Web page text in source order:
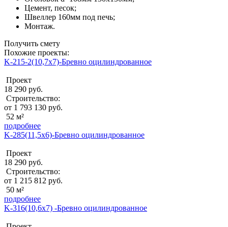
Цемент, песок;
Швеллер 160мм под печь;
Монтаж.
Получить смету
Похожие проекты:
K-215-2(10,7x7)-Бревно оцилиндрованное
Проект
18 290 руб.
Строительство:
от 1 793 130 руб.
52 м²
подробнее
K-285(11,5x6)-Бревно оцилиндрованное
Проект
18 290 руб.
Строительство:
от 1 215 812 руб.
50 м²
подробнее
K-316(10,6x7) -Бревно оцилиндрованное